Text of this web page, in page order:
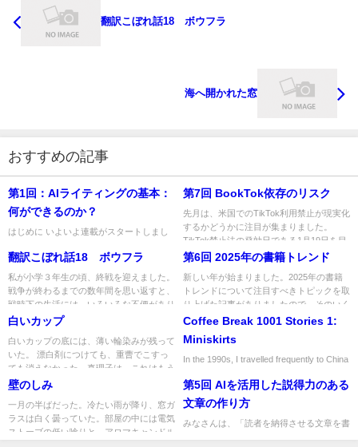
翻訳こぼれ話18 ボウフラ
海へ開かれた窓
おすすめの記事
第1回：AIライティングの基本：
何ができるのか？
はじめに いよいよ連載がスタートしまし
予定しています。 その概要を、まずはご
紹介しましょう。 なお、...
第7回 BookTok依存のリスク
先月は、米国でのTikTok利用禁止が現実化
するかどうかに注目が集まりました。
TikTok禁止法の発効日である1月19日を目
前に控え、Tik...
翻訳こぼれ話18 ボウフラ
私が小学３年生の頃、終戦を迎えました。
戦争が終わるまでの数年間を思い返すと、
戦時下の生活には、いろいろな不便があり
ました。例えば、灯火管制で...
第6回 2025年の書籍トレンド
新しい年が始まりました。2025年の書籍
トレンドについて注目すべきトピックを取
り上げた記事がありましたので、そのいく
つかをご紹介します。日本...
白いカップ
白いカップの底には、薄い輪染みが残って
いた。 漂白剤につけても、重曹でこすっ
ても消えなかった。真理子は、これはもう
模様だと思えばいい、と笑っ...
Coffee Break 1001 Stories 1:
Miniskirts
In the 1990s, I travelled frequently to China
壁のしみ
一月の半ばだった。冷たい雨が降り、窓ガ
ラスは白く曇っていた。部屋の中には電気
ストーブの低い唸りと、アロマキャンドル
第5回 AIを活用した説得力のある
文章の作り方
みなさんは、「読者を納得させる文章を書